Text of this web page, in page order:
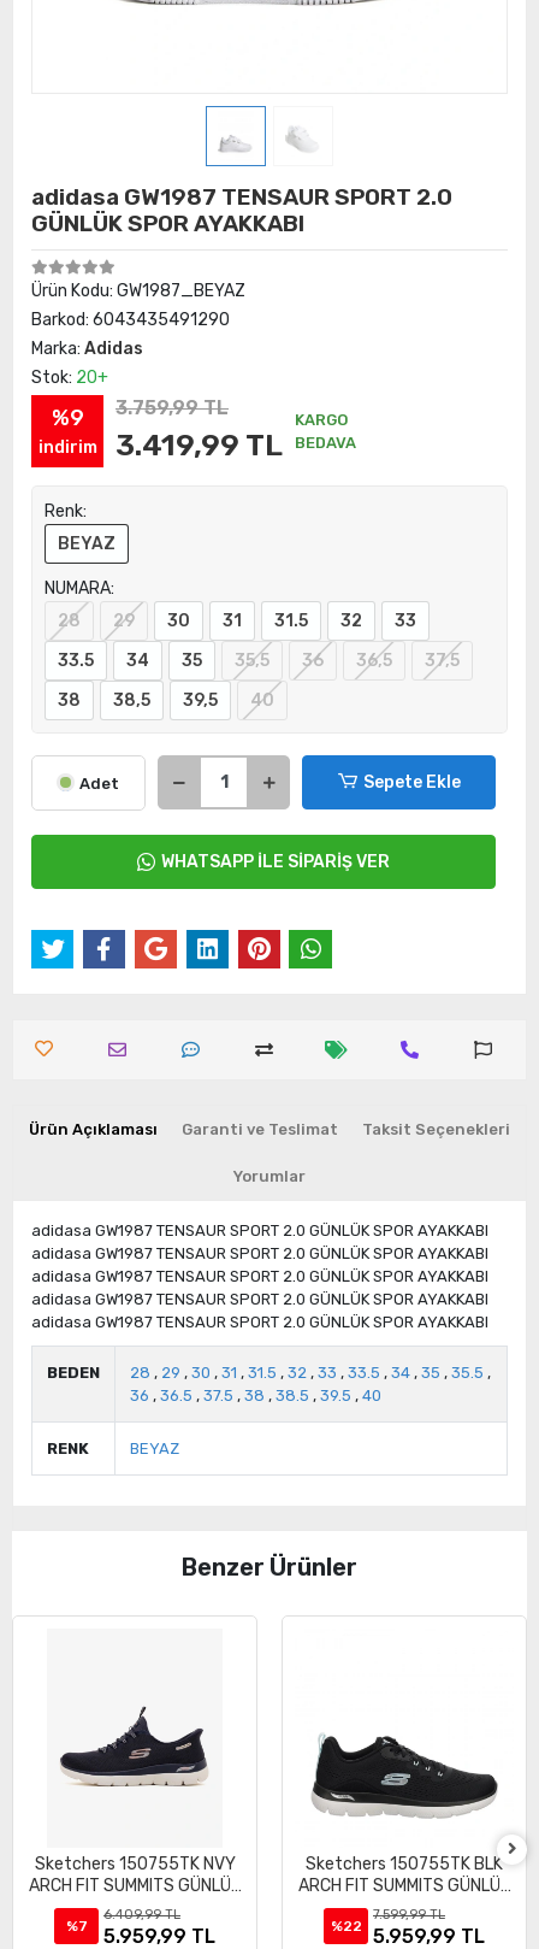
adidasa GW1987 TENSAUR SPORT 2.0
GÜNLÜK SPOR AYAKKABI
Ürün Kodu: GW1987_BEYAZ
Barkod: 6043435491290
Marka: Adidas
Stok: 20+
%9
indirim
3.759,99 TL
3.419,99 TL
KARGO
BEDAVA
Renk:
BEYAZ
NUMARA:
28
29 30 31 31.5 32
33
33.5
34 35 35,5 36 36,5
37,5
38
38,5 39,5 40
Adet Sepete Ekle
WHATSAPP İLE SİPARİŞ VER
Ürün Açıklaması Garanti ve Teslimat Taksit Seçenekleri
Yorumlar
adidasa GW1987 TENSAUR SPORT 2.0 GÜNLÜK SPOR AYAKKABI
adidasa GW1987 TENSAUR SPORT 2.0 GÜNLÜK SPOR AYAKKABI
adidasa GW1987 TENSAUR SPORT 2.0 GÜNLÜK SPOR AYAKKABI
adidasa GW1987 TENSAUR SPORT 2.0 GÜNLÜK SPOR AYAKKABI
adidasa GW1987 TENSAUR SPORT 2.0 GÜNLÜK SPOR AYAKKABI
BEDEN 28 , 29 , 30 , 31 , 31.5 , 32 , 33 , 33.5 , 34 , 35 , 35.5 ,
36 , 36.5 , 37.5 , 38 , 38.5 , 39.5 , 40
RENK BEYAZ
Benzer Ürünler
Sketchers 150755TK NVY
ARCH FIT SUMMITS GÜNLÜK
SPOR AYAKKABI
%7
6.409,99 TL
5.959,99 TL
Sketchers 150755TK BLK
ARCH FIT SUMMITS GÜNLÜK
SPOR AYAKKABI
%22
7.599,99 TL
5.959,99 TL